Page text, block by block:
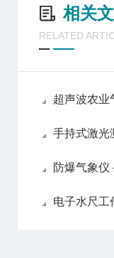
相关
RELATED
超声波农业
手持式激光测云仪怎么用：
防爆气象仪 -一款
电子水尺工作原理：在排水